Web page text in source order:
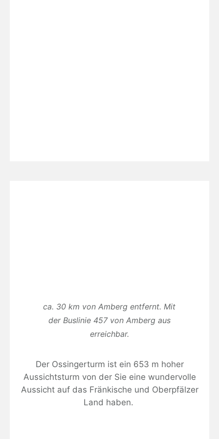
ca. 30 km von Amberg entfernt. Mit
der Buslinie 457 von Amberg aus
erreichbar.
Der Ossingerturm ist ein 653 m hoher
Aussichtsturm von der Sie eine wundervolle
Aussicht auf das Fränkische und Oberpfälzer
Land haben.